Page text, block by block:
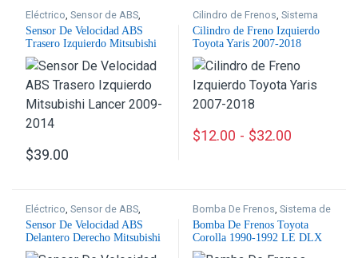
Eléctrico,Sensor de ABS,
Sistema de Frenos
Sensor De Velocidad ABS
Trasero Izquierdo Mitsubishi
Lancer 2009-2014
$39.00
Cilindro de Frenos,Sistema
de Frenos
Cilindro de Freno Izquierdo
Toyota Yaris 2007-2018
$12.00 - $32.00
Eléctrico,Sensor de ABS,
Sistema de Frenos
Sensor De Velocidad ABS
Delantero Derecho Mitsubishi
Lancer 2008-2017
Bomba De Frenos,Sistema de
Frenos
Bomba De Frenos Toyota
Corolla 1990-1992 LE DLX
Base